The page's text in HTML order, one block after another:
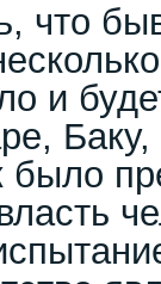
что
и
было